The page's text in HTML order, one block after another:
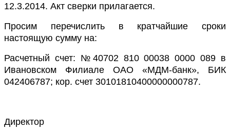
12.3.2014. Акт сверки прилагается.
Просим перечислить в кратчайшие сроки
настоящую сумму на:
Расчетный счет: №40702 810 00038 0000 089 в
Ивановском Филиале ОАО «МДМ-банк», БИК
042406787; кор. счет 30101810400000000787.
Директор